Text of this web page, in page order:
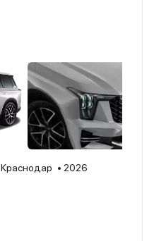
Краснодар
2026